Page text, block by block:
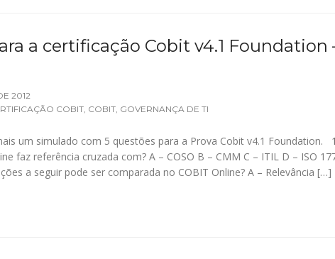
a certificação Cobit v4.1 Foundation
2012
COBIT, COBIT, GOVERNANÇA DE TI
um simulado com 5 questões para a Prova Cobit v4.1 Foundation.
faz referência cruzada com? A – COSO B – CMM C – ITIL D – ISO
a seguir pode ser comparada no COBIT Online? A – Relevância […]